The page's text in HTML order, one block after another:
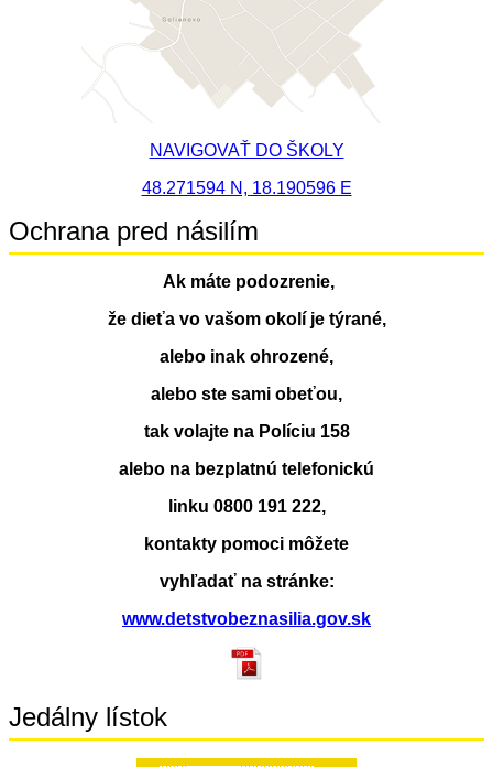
NAVIGOVAŤ DO ŠKOLY
48.271594 N, 18.190596 E
Ochrana pred násilím
Ak máte podozrenie,
že dieťa vo vašom okolí je týrané,
alebo inak ohrozené,
alebo ste sami obeťou,
tak volajte na Políciu 158
alebo na bezplatnú telefonickú
linku 0800 191 222,
kontakty pomoci môžete
vyhľadať na stránke:
www.detstvobeznasilia.gov.sk
Jedálny lístok